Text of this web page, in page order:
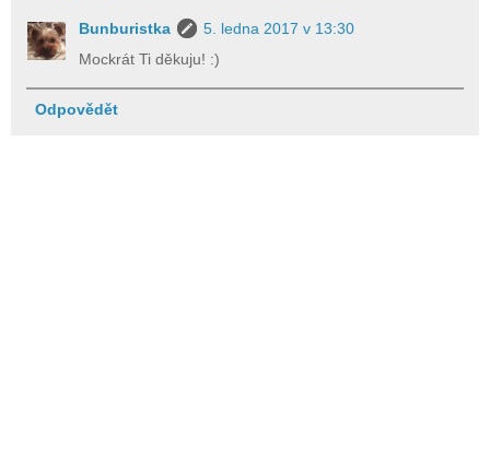
Bunburistka
5. ledna 2017 v 13:30
Mockrát Ti děkuju! :)
Odpovědět